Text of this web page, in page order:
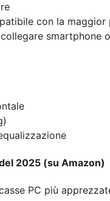
con la maggior
smartphone
2025 (su Amazon)
PC più